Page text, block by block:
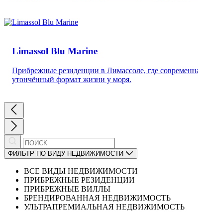
Limassol Blu Marine
Прибрежные резиденции в Лимассоле, где
утончённый формат жизни у моря.
ФИЛЬТР ПО ВИДУ НЕДВИЖИМОСТИ
ВСЕ ВИДЫ НЕДВИЖИМОСТИ
ПРИБРЕЖНЫЕ РЕЗИДЕНЦИИ
ПРИБРЕЖНЫЕ ВИЛЛЫ
БРЕНДИРОВАННАЯ НЕДВИЖИМОСТЬ
УЛЬТРАПРЕМИАЛЬНАЯ НЕДВИЖИМОСТЬ